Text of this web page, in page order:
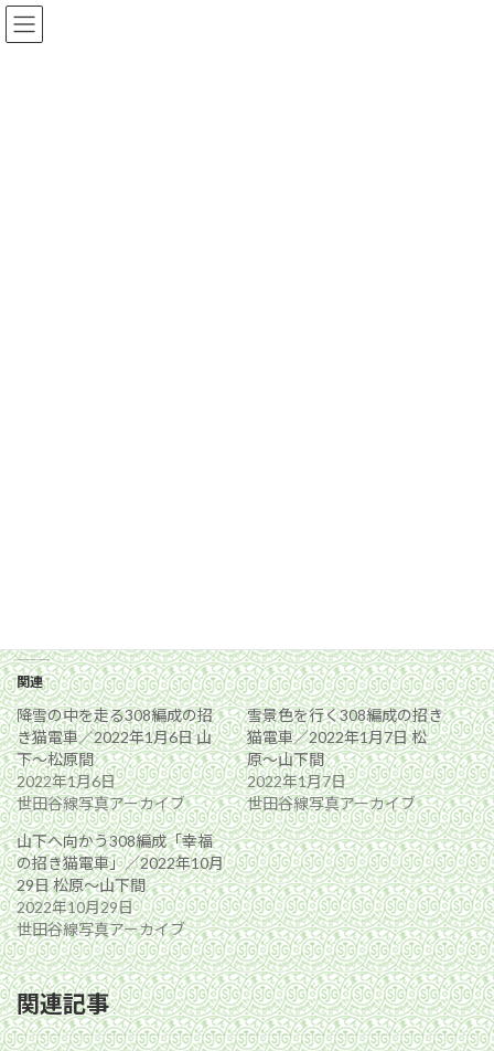
コ
ン
ナ
ビ
関連
降雪の中を走る308編成の招
き猫電車／2022年1月6日 山
下〜松原間
2022年1月6日
世田谷線写真アーカイブ
雪景色を行く308編成の招き
猫電車／2022年1月7日 松
原〜山下間
2022年1月7日
世田谷線写真アーカイブ
山下へ向かう308編成「幸福
の招き猫電車」／2022年10月
29日 松原〜山下間
2022年10月29日
世田谷線写真アーカイブ
関連記事